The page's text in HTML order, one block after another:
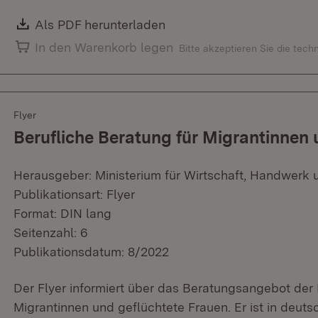
Download:
Als PDF herunterladen
In den Warenkorb legen
Bitte akzeptieren Sie die
Flyer
Berufliche Beratung für Migrantinnen
Herausgeber: Ministerium für Wirtschaft, Handwerk
Publikationsart: Flyer
Format: DIN lang
Seitenzahl: 6
Publikationsdatum: 8/2022
Der Flyer informiert über das Beratungsangebot
Migrantinnen und geflüchtete Frauen. Er ist in